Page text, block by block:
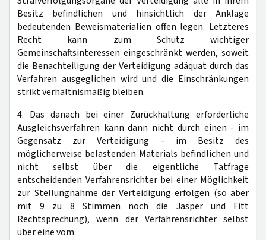
Besitz befindlichen und hinsichtlich der Anklage
bedeutenden Beweismaterialien offen legen. Letzteres
Recht kann zum Schutz wichtiger
Gemeinschaftsinteressen eingeschränkt werden, soweit
die Benachteiligung der Verteidigung adäquat durch das
Verfahren ausgeglichen wird und die Einschränkungen
strikt verhältnismäßig bleiben.
4. Das danach bei einer Zurückhaltung erforderliche
Ausgleichsverfahren kann dann nicht durch einen - im
Gegensatz zur Verteidigung - im Besitz des
möglicherweise belastenden Materials befindlichen und
nicht selbst über die eigentliche Tatfrage
entscheidenden Verfahrensrichter bei einer Möglichkeit
zur Stellungnahme der Verteidigung erfolgen (so aber
mit 9 zu 8 Stimmen noch die Jasper und Fitt
Rechtsprechung), wenn der Verfahrensrichter selbst
über eine vom